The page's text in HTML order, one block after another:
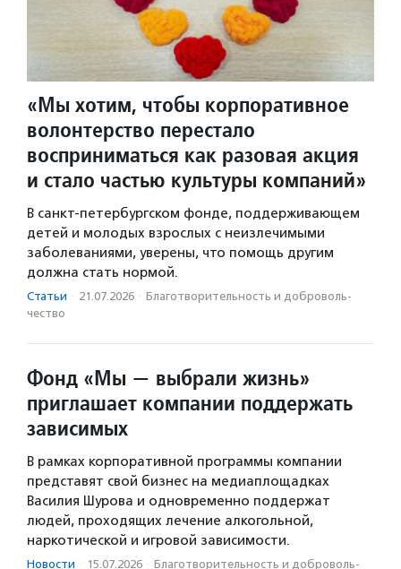
«Мы хотим, чтобы корпоративное
волонтерство перестало
восприниматься как разовая акция
и стало частью культуры компаний»
В санкт-петербургском фонде, поддерживающем
детей и молодых взрослых с неизлечимыми
заболеваниями, уверены, что помощь другим
должна стать нормой.
Статьи · 21.07.2026 · Благотвори­тель­ность и доброволь­
чест­во
Фонд «Мы — выбрали жизнь»
приглашает компании поддержать
зависимых
В рамках корпоративной программы компании
представят свой бизнес на медиаплощадках
Василия Шурова и одновременно поддержат
людей, проходящих лечение алкогольной,
наркотической и игровой зависимости.
Новости · 15.07.2026 · Благотвори­тель­ность и доброволь­